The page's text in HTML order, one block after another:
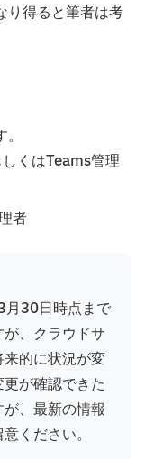
り得ると筆者は考
くはTeams管理
者
月30日時点まで
、クラウドサ
的に状況が変
が確認できた
、最新の情報
ください。